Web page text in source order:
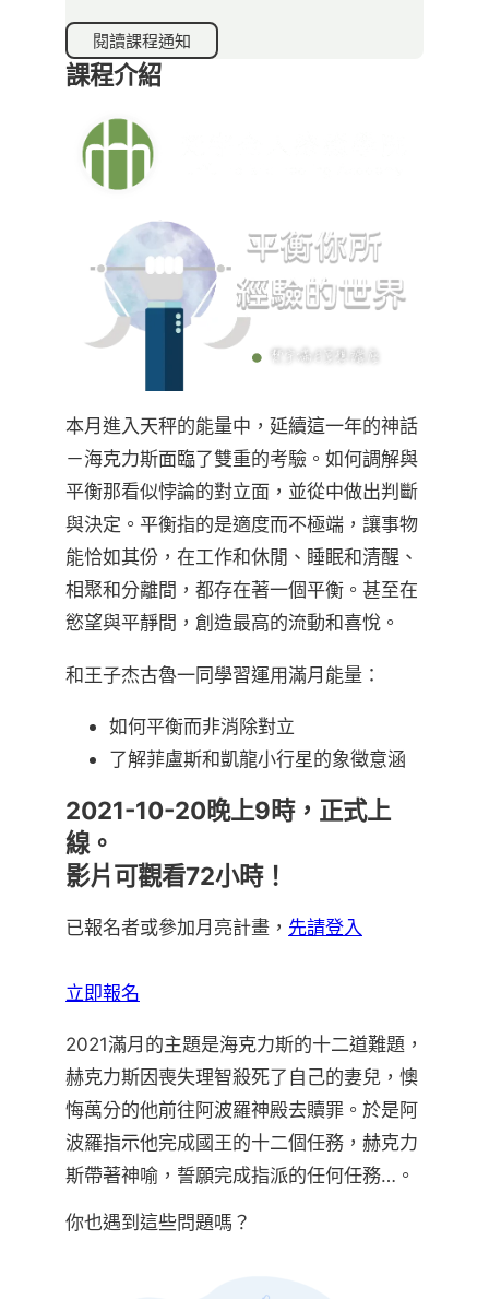
閱讀課程通知
課程介紹
本月進入天秤的能量中，延續這一年的神話
－海克力斯面臨了雙重的考驗。如何調解與
平衡那看似悖論的對立面，並從中做出判斷
與決定。平衡指的是適度而不極端，讓事物
能恰如其份，在工作和休閒、睡眠和清醒、
相聚和分離間，都存在著一個平衡。甚至在
慾望與平靜間，創造最高的流動和喜悅。
和王子杰古魯一同學習運用滿月能量：
如何平衡而非消除對立
了解菲盧斯和凱龍小行星的象徵意涵
2021-10-20晚上9時，正式上
線。
影片可觀看72小時！
已報名者或參加月亮計畫， 先請登入
立即報名
2021滿月的主題是海克力斯的十二道難題，
赫克力斯因喪失理智殺死了自己的妻兒，懊
悔萬分的他前往阿波羅神殿去贖罪。於是阿
波羅指示他完成國王的十二個任務，赫克力
斯帶著神喻，誓願完成指派的任何任務…。
你也遇到這些問題嗎？